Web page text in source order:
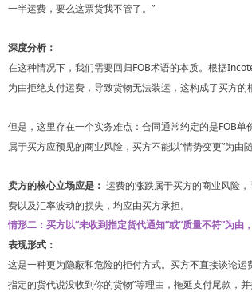
一半运费，要么这票货我不管了。”
深度分析：
在这种情况下，我们需要回归FOB术语的本质。根据
为由拒绝支付运费，导致货物无法装运，这构成了买方的
但是，这里存在一个实务难点：合同通常约定的是FOB
属于买方应预见的商业风险，买方不能以“情势变更”为由
卖方的核心立场应是： 运费的涨跌属于买方的商业风险
费以及汇率波动的损失，均应由买方承担。
情形二：买方以“未收到指定货代通知”或“质量不符”为由
表现形式：
这是一种更为隐蔽和危险的拒付方式。买方不直接谈论运
指定的货代说没收到你的货物”等理由，拖延支付尾款，并